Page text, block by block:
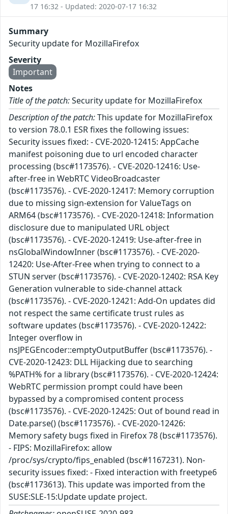
17 16:32 - Updated: 2020-07-17 16:32
Summary
Security update for MozillaFirefox
Severity
Important
Notes
Title of the patch:Security update for MozillaFirefox
Description of the patch:This update for MozillaFirefox
to version 78.0.1 ESR fixes the following issues:
Security issues fixed: - CVE-2020-12415: AppCache
manifest poisoning due to url encoded character
processing (bsc#1173576). - CVE-2020-12416: Use-
after-free in WebRTC VideoBroadcaster
(bsc#1173576). - CVE-2020-12417: Memory corruption
due to missing sign-extension for ValueTags on
ARM64 (bsc#1173576). - CVE-2020-12418: Information
disclosure due to manipulated URL object
(bsc#1173576). - CVE-2020-12419: Use-after-free in
nsGlobalWindowInner (bsc#1173576). - CVE-2020-
12420: Use-After-Free when trying to connect to a
STUN server (bsc#1173576). - CVE-2020-12402: RSA Key
Generation vulnerable to side-channel attack
(bsc#1173576). - CVE-2020-12421: Add-On updates did
not respect the same certificate trust rules as
software updates (bsc#1173576). - CVE-2020-12422:
Integer overflow in
nsJPEGEncoder::emptyOutputBuffer (bsc#1173576). -
CVE-2020-12423: DLL Hijacking due to searching
%PATH% for a library (bsc#1173576). - CVE-2020-12424:
WebRTC permission prompt could have been
bypassed by a compromised content process
(bsc#1173576). - CVE-2020-12425: Out of bound read in
Date.parse() (bsc#1173576). - CVE-2020-12426:
Memory safety bugs fixed in Firefox 78 (bsc#1173576).
- FIPS: MozillaFirefox: allow
/proc/sys/crypto/fips_enabled (bsc#1167231). Non-
security issues fixed: - Fixed interaction with freetype6
(bsc#1173613). This update was imported from the
SUSE:SLE-15:Update update project.